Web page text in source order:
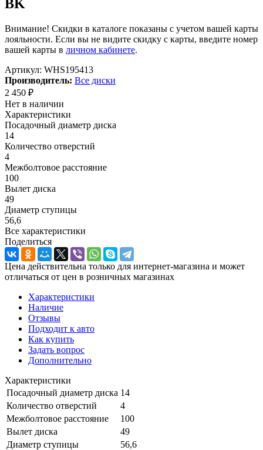
BK
Внимание! Скидки в каталоге показаны с учетом вашей карты
лояльности. Если вы не видите скидку с карты, введите номер
вашей карты в личном кабинете.
Артикул: WHS195413
Производитель: Все диски
2 450 ₽
Нет в наличии
Характеристики
Посадочный диаметр диска
14
Количество отверстий
4
Межболтовое расстояние
100
Вылет диска
49
Диаметр ступицы
56,6
Все характеристики
Поделиться
Цена действительна только для интернет-магазина и может
отличаться от цен в розничных магазинах
Характеристики
Наличие
Отзывы
Подходит к авто
Как купить
Задать вопрос
Дополнительно
Характеристики
Посадочный диаметр диска 14
Количество отверстий
4
Межболтовое расстояние
100
Вылет диска
49
Диаметр ступицы
56,6